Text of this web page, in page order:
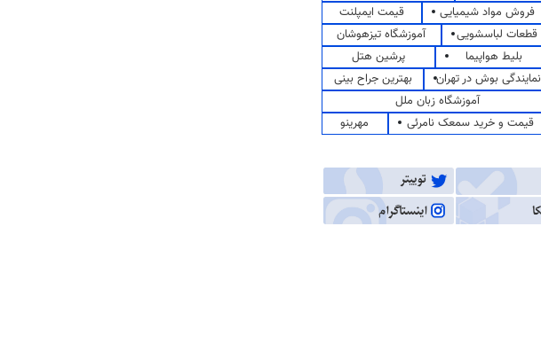
فروش مواد شیمیایی
قیمت ایمپلنت
قطعات لباسشویی
آموزشگاه تیزهوشان
بلیط هواپیما
پرشین هتل
نمایندگی بوش در تهران
بهترین جراح بینی
آموزشگاه زبان ملل
قیمت و خرید سمعک نامرئی
مهرینو